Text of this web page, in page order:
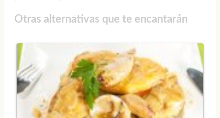
Otras alternativas que te encantarán